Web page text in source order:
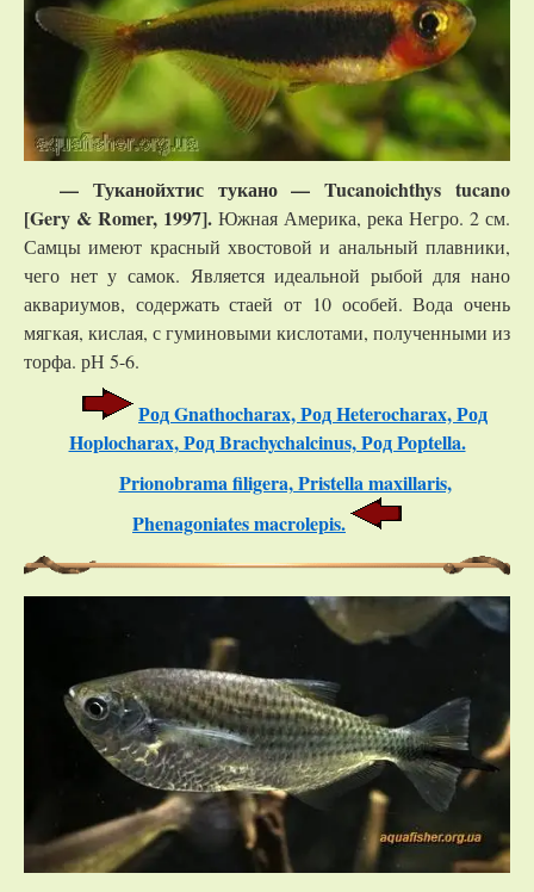
— Туканойхтис тукано— Tucanoichthys tucano
[Gery & Romer, 1997]. Южная Америка, река Негро. 2 см.
Самцы имеют красный хвостовой и анальный плавники,
чего нет у самок. Является идеальной рыбой для нано
аквариумов, содержать стаей от 10 особей. Вода очень
мягкая, кислая, с гуминовыми кислотами, полученными из
торфа. рН 5-6.
Род Gnathocharax, Род Heterocharax, Род
Hoplocharax, Род Brachychalcinus, Род Poptella.
Prionobrama filigera, Pristella maxillaris,
Phenagoniates macrolepis.